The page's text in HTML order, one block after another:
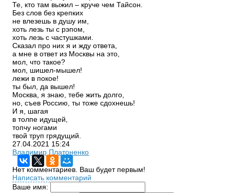
Те, кто там выжил – круче чем Тайсон.
Без слов без крепких
не влезешь в душу им,
хоть лезь ты с рэпом,
хоть лезь с частушками.
Сказал про них я и жду ответа,
а мне в ответ из Москвы на это,
мол, что такое?
мол, шишел-мышел!
лежи в покое!
ты был, да вышел!
Москва, я знаю, тебе жить долго,
но, съев Россию, ты тоже сдохнешь!
И я, шагая
в толпе идущей,
топчу ногами
твой труп грядущий.
27.04.2021 15:24
Владимир Платоненко
Нет комментариев. Ваш будет первым!
Написать комментарий
Ваше имя: